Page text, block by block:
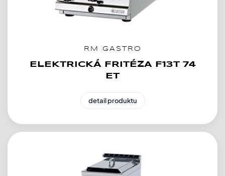
RM GASTRO
ELEKTRICKÁ FRITÉZA F13T 74
ET
detail produktu